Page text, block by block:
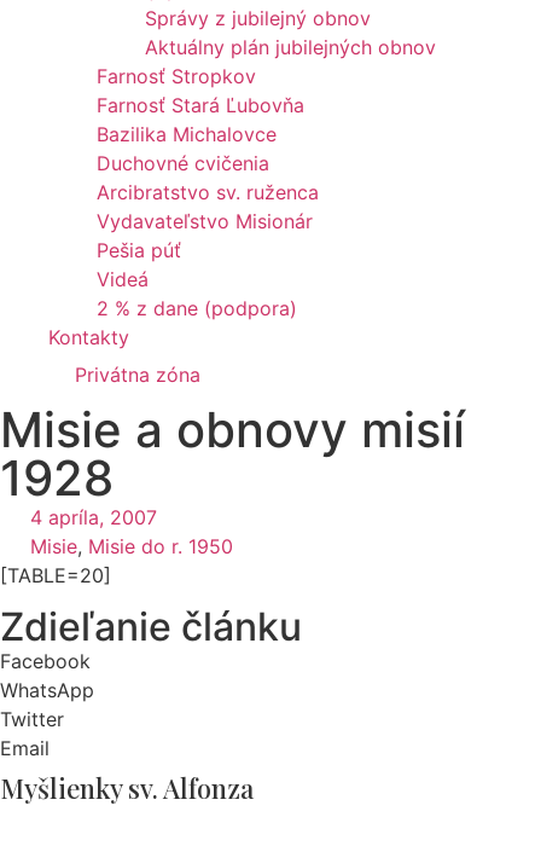
Správy z jubilejný obnov
Aktuálny plán jubilejných obnov
Farnosť Stropkov
Farnosť Stará Ľubovňa
Bazilika Michalovce
Duchovné cvičenia
Arcibratstvo sv. ruženca
Vydavateľstvo Misionár
Pešia púť
Videá
2 % z dane (podpora)
Kontakty
Privátna zóna
Misie a obnovy misií
1928
4 apríla, 2007
Misie, Misie do r. 1950
[TABLE=20]
Zdieľanie článku
Facebook
WhatsApp
Twitter
Email
Myšlienky sv. Alfonza